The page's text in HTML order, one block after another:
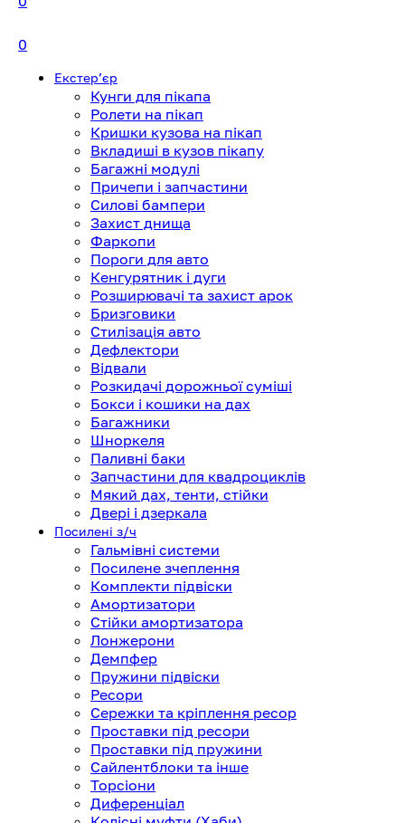
0
Екстерʼєр
Кунги для пікапа
Ролети на пікап
Кришки кузова на пікап
Вкладиші в кузов пікапу
Багажні модулі
Причепи і запчастини
Силові бампери
Захист днища
Фаркопи
Пороги для авто
Кенгурятник і дуги
Розширювачі та захист арок
Бризговики
Стилізація авто
Дефлектори
Відвали
Розкидачі дорожньої суміші
Бокси і кошики на дах
Багажники
Шноркеля
Паливні баки
Запчастини для квадроциклів
Мякий дах, тенти, стійки
Двері і дзеркала
Посилені з/ч
Гальмівні системи
Посилене зчеплення
Комплекти підвіски
Амортизатори
Стійки амортизатора
Лонжерони
Демпфер
Пружини підвіски
Ресори
Сережки та кріплення ресор
Проставки під ресори
Проставки під пружини
Сайлентблоки та інше
Торсіони
Диференціал